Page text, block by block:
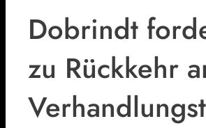
Dobrindt
zu Rückkehr